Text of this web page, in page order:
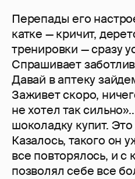
Перепады его
катке — кричит,
тренировки — сразу
Спрашивает
Давай в аптеку
Заживет скоро,
не хотел так
шоколадку купит.
Казалось, такого он
все повторялось, и
позволял себе все